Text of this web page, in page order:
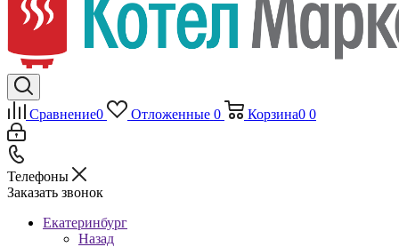
Сравнение0 Отложенные 0 Корзина0 0
Телефоны
Заказать звонок
Екатеринбург
Назад